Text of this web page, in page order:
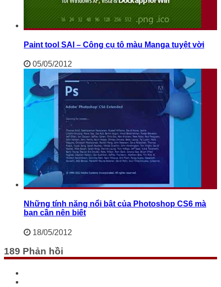
Paint tool SAI – Công cụ tô màu Manga tuyệt vời
05/05/2012
Những tính năng nổi bật của Photoshop CS6 mà
bạn cần nên biết
18/05/2012
189 Phản hồi